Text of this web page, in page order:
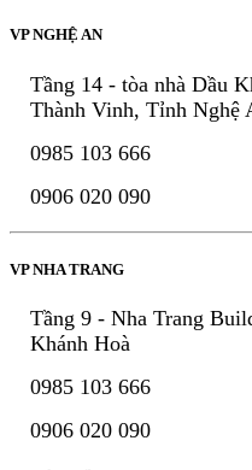
VP NGHỆ AN
Tầng 14 - tòa nhà Dầu
Thành Vinh, Tỉnh Nghệ
0985 103 666
0906 020 090
VP NHA TRANG
Tầng 9 - Nha Trang
Khánh Hoà
0985 103 666
0906 020 090